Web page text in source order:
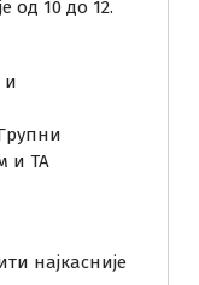
од 10 до 12.
и
и ТА
најкасније